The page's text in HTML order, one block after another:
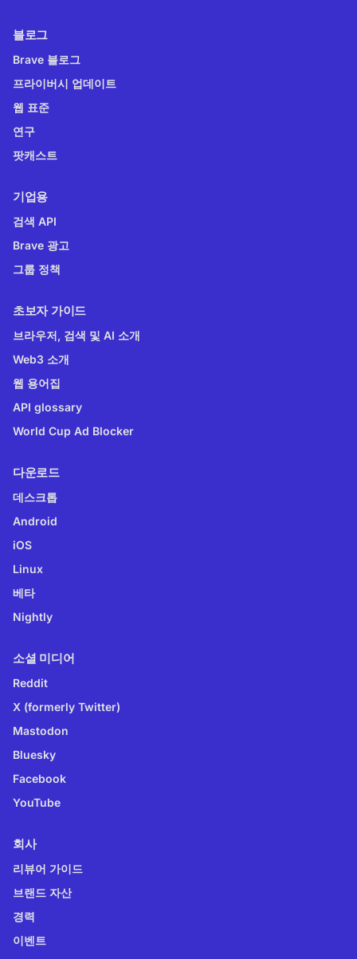
블로그
Brave 블로그
프라이버시 업데이트
웹 표준
연구
팟캐스트
기업용
검색 API
Brave 광고
그룹 정책
초보자 가이드
브라우저, 검색 및 AI 소개
Web3 소개
웹 용어집
API glossary
World Cup Ad Blocker
다운로드
데스크톱
Android
iOS
Linux
베타
Nightly
소셜 미디어
Reddit
X (formerly Twitter)
Mastodon
Bluesky
Facebook
YouTube
회사
리뷰어 가이드
브랜드 자산
경력
이벤트